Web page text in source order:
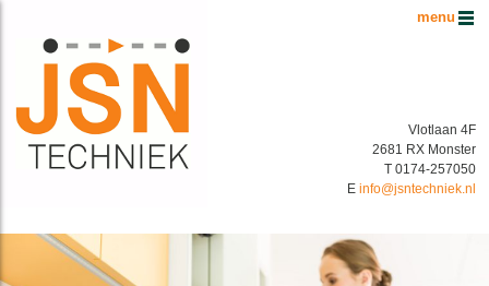
Energiek in buispostsystemen!
Vlotlaan 4F
2681 RX Monster
T 0174-257050
E info@jsntechniek.nl